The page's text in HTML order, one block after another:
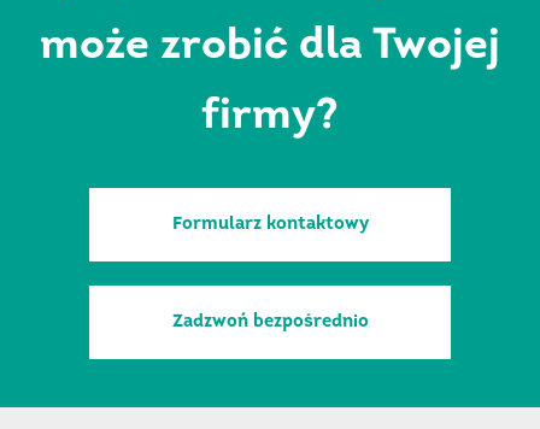
może zrobić dla Twojej
firmy?
Formularz kontaktowy
Zadzwoń bezpośrednio